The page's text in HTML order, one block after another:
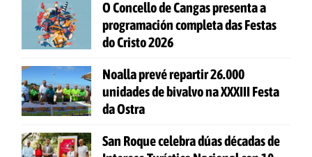
O Concello de Cangas presenta a
programación completa das Festas
do Cristo 2026
Noalla prevé repartir 26.000
unidades de bivalvo na XXXIII Festa
da Ostra
San Roque celebra dúas décadas de